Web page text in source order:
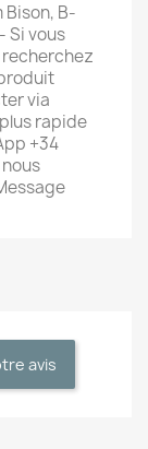
Bison, B-
Si vous
recherchez
via
rapide
+34
avis